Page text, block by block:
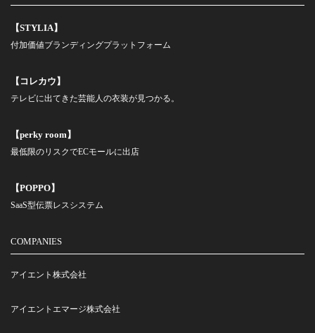
【STYLIA】
付加価値ブランディングプラットフォーム
【コレカウ】
テレビに出てきた芸能人の衣装が見つかる。
【perky room】
最低限のリスクでECモールに出店
【POPPO】
SaaS型伝票レスシステム
COMPANIES
アイエント株式会社
アイエントエマージ株式会社